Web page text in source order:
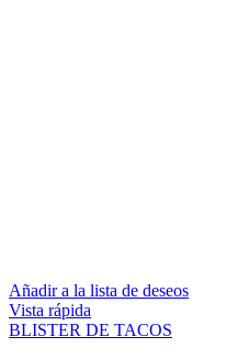
Añadir a la lista de deseos
Vista rápida
BLISTER DE TACOS